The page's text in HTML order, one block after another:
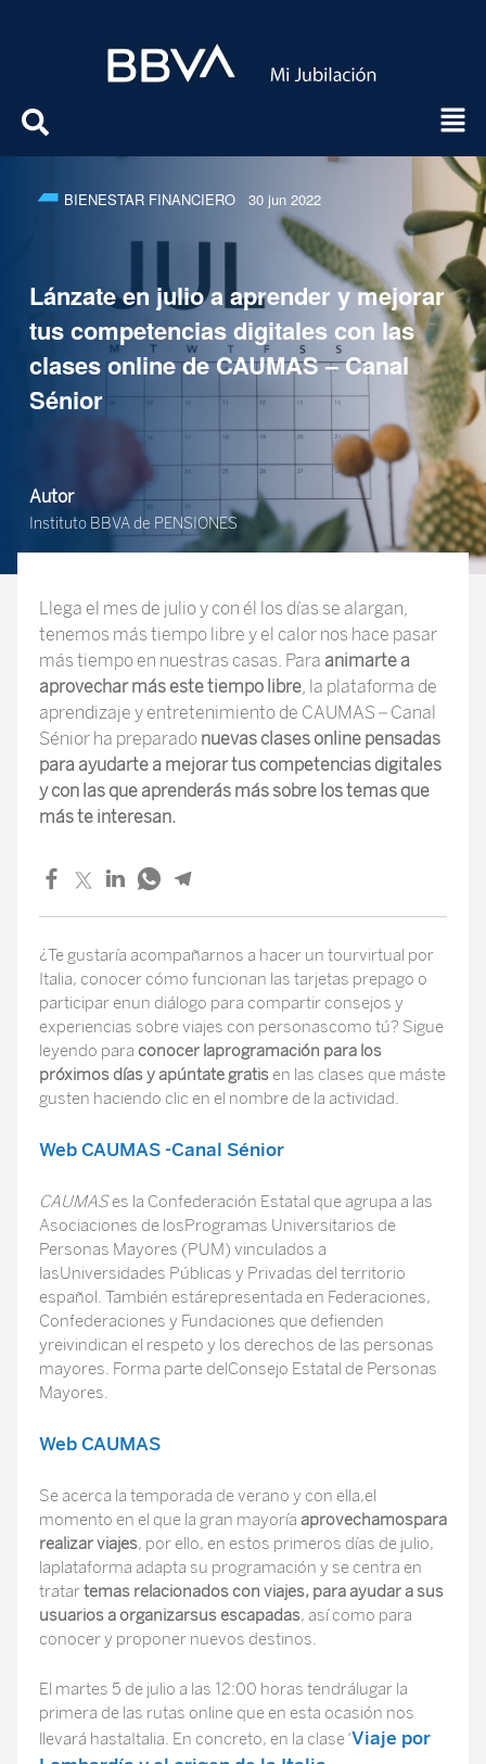
BIENESTAR FINANCIERO30 jun 2022
Lánzate en julio a aprender y mejorar
tus competencias digitales con las
clases online de CAUMAS – Canal
Sénior
Autor
Instituto BBVA de PENSIONES
Llega el mes de julio y con él los días se alargan,
tenemos más tiempo libre y el calor nos hace pasar
más tiempo en nuestras casas. Para animarte a
aprovechar más este tiempo libre, la plataforma de
aprendizaje y entretenimiento de CAUMAS – Canal
Sénior ha preparado nuevas clases online pensadas
para ayudarte a mejorar tus competencias digitales
y con las que aprenderás más sobre los temas que
más te interesan.
¿Te gustaría acompañarnos a hacer un tourvirtual por
Italia, conocer cómo funcionan las tarjetas prepago o
participar enun diálogo para compartir consejos y
experiencias sobre viajes con personascomo tú? Sigue
leyendo para conocer laprogramación para los
próximos días y apúntate gratis en las clases que máste
gusten haciendo clic en el nombre de la actividad.
Web CAUMAS -Canal Sénior
CAUMASes la Confederación Estatal que agrupa a las
Asociaciones de losProgramas Universitarios de
Personas Mayores (PUM) vinculados a
lasUniversidades Públicas y Privadas del territorio
español. También estárepresentada en Federaciones,
Confederaciones y Fundaciones que defienden
yreivindican el respeto y los derechos de las personas
mayores. Forma parte delConsejo Estatal de Personas
Mayores.
Web CAUMAS
Se acerca la temporada de verano y con ella,el
momento en el que la gran mayoría aprovechamospara
realizar viajes, por ello, en estos primeros días de julio,
laplataforma adapta su programación y se centra en
tratartemas relacionados con viajes, para ayudar a sus
usuarios a organizarsus escapadas, así como para
conocer y proponer nuevos destinos.
El martes 5 de julio a las 12:00 horas tendrálugar la
primera de las rutas online que en esta ocasión nos
llevará hastaItalia. En concreto, en la clase ‘Viaje por